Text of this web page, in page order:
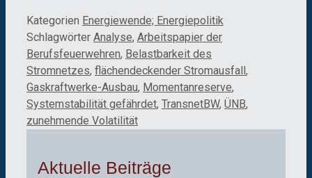
Kategorien Energiewende; Energiepolitik
Schlagwörter Analyse, Arbeitspapier der
Berufsfeuerwehren, Belastbarkeit des
Stromnetzes, flächendeckender Stromausfall,
Gaskraftwerke-Ausbau, Momentanreserve,
Systemstabilität gefährdet, TransnetBW, ÜNB,
zunehmende Volatilität
Aktuelle Beiträge